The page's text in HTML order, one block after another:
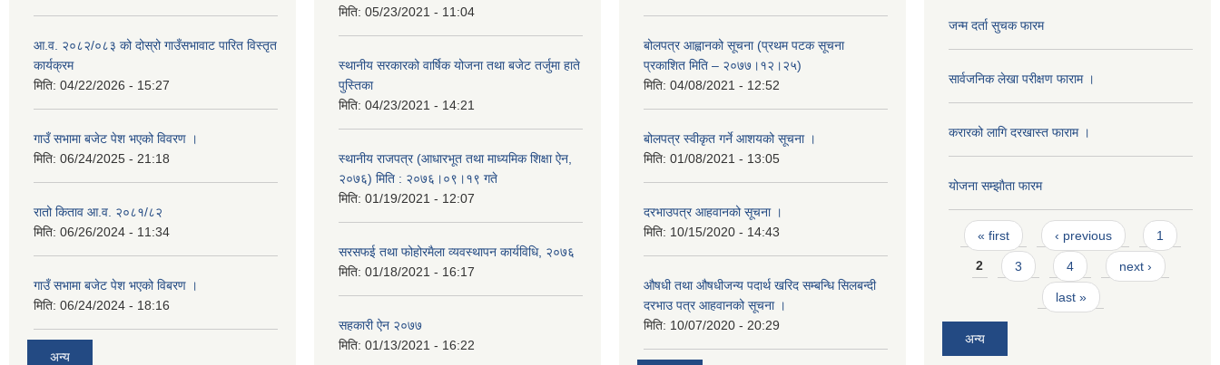
आ.व. २०८२/०८३ को दोस्रो गाउँसभावाट पारित विस्तृत
कार्यक्रम
मिति: 04/22/2026 - 15:27
गाउँ सभामा बजेट पेश भएको विवरण ।
मिति: 06/24/2025 - 21:18
रातो किताव आ.व. २०८१/८२
मिति: 06/26/2024 - 11:34
गाउँ सभामा बजेट पेश भएको विबरण ।
मिति: 06/24/2024 - 18:16
अन्य
मिति: 05/23/2021 - 11:04
स्थानीय सरकारको वार्षिक योजना तथा बजेट तर्जुमा हाते
पुस्तिका
मिति: 04/23/2021 - 14:21
स्थानीय राजपत्र (आधारभूत तथा माध्यमिक शिक्षा ऐन,
२०७६) मिति : २०७६।०९।१९ गते
मिति: 01/19/2021 - 12:07
सरसफई तथा फोहोरमैला व्यवस्थापन कार्यविधि, २०७६
मिति: 01/18/2021 - 16:17
सहकारी ऐन २०७७
मिति: 01/13/2021 - 16:22
बोलपत्र आह्वानको सूचना (प्रथम पटक सूचना
प्रकाशित मिति – २०७७।१२।२५)
मिति: 04/08/2021 - 12:52
बोलपत्र स्वीकृत गर्ने आशयको सूचना ।
मिति: 01/08/2021 - 13:05
दरभाउपत्र आहवानको सूचना ।
मिति: 10/15/2020 - 14:43
औषधी तथा औषधीजन्य पदार्थ खरिद सम्बन्धि सिलबन्दी
दरभाउ पत्र आहवानको सूचना ।
मिति: 10/07/2020 - 20:29
जन्म दर्ता सुचक फारम
सार्वजनिक लेखा परीक्षण फाराम ।
करारको लागि दरखास्त फाराम ।
योजना सम्झाैता फारम
Pages
« first ‹ previous 1
2 3 4 next ›
last »
अन्य